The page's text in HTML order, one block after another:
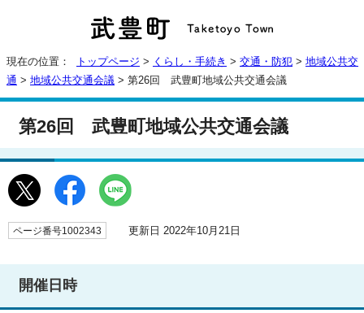
現在の位置： トップページ > くらし・手続き > 交通・防犯 > 地域公共交
通 > 地域公共交通会議 > 第26回 武豊町地域公共交通会議
第26回 武豊町地域公共交通会議
ページ番号1002343 更新日 2022年10月21日
開催日時